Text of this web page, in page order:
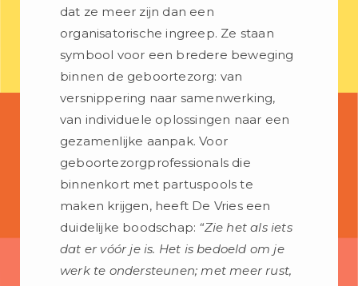
dat ze meer zijn dan een
organisatorische ingreep. Ze staan
symbool voor een bredere beweging
binnen de geboortezorg: van
versnippering naar samenwerking,
van individuele oplossingen naar een
gezamenlijke aanpak. Voor
geboortezorgprofessionals die
binnenkort met partuspools te
maken krijgen, heeft De Vries een
duidelijke boodschap: “Zie het als iets
dat er vóór je is. Het is bedoeld om je
werk te ondersteunen; met meer rust,